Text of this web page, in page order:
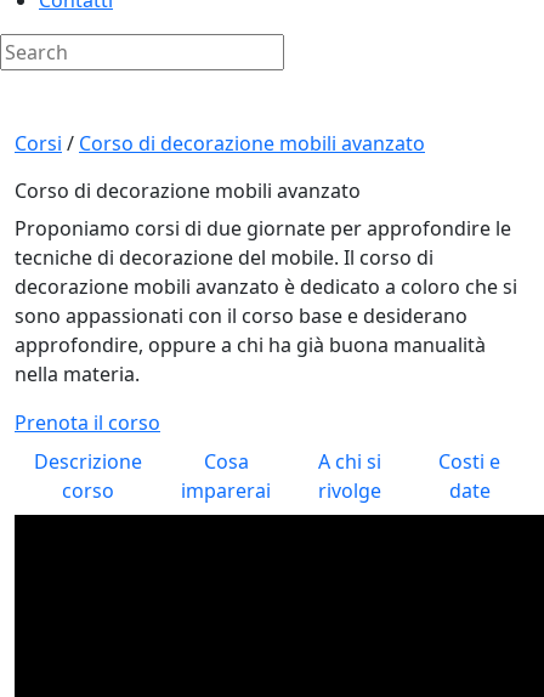
Corsi / Corso di decorazione mobili avanzato
Corso di decorazione mobili avanzato
Proponiamo corsi di due giornate per approfondire le
tecniche di decorazione del mobile. Il corso di
decorazione mobili avanzato è dedicato a coloro che si
sono appassionati con il corso base e desiderano
approfondire, oppure a chi ha già buona manualità
nella materia.
Prenota il corso
Descrizione
corso
Cosa
imparerai
A chi si
rivolge
Costi e
date